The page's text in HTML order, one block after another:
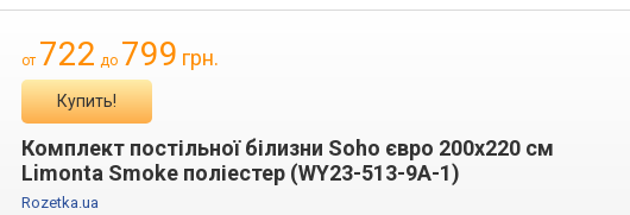
от 722 до 799 грн.
Купить!
Комплект постільної білизни Soho євро 200x220 см
Limonta Smoke поліестер (WY23-513-9A-1)
Rozetka.ua